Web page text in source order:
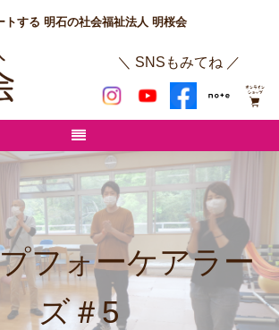
トする 明石の社会福祉法人 明桜会
＼ SNSもみてね ／
フォーケアラー
ズ＃5